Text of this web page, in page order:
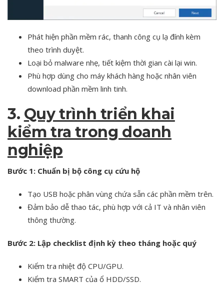
Phát hiện phần mềm rác, thanh công cụ lạ đính kèm
theo trình duyệt.
Loại bỏ malware nhẹ, tiết kiệm thời gian cài lại win.
Phù hợp dùng cho máy khách hàng hoặc nhân viên
download phần mềm linh tinh.
3. Quy trình triển khai
kiểm tra trong doanh
nghiệp
Bước 1: Chuẩn bị bộ công cụ cứu hộ
Tạo USB hoặc phân vùng chứa sẵn các phần mềm trên.
Đảm bảo dễ thao tác, phù hợp với cả IT và nhân viên
thông thường.
Bước 2: Lập checklist định kỳ theo tháng hoặc quý
Kiểm tra nhiệt độ CPU/GPU.
Kiểm tra SMART của ổ HDD/SSD.